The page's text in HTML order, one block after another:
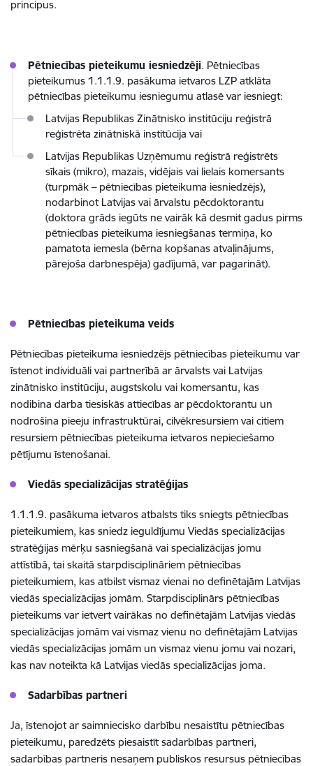
principus.
Pētniecības pieteikumu iesniedzēji. Pētniecības
pieteikumus 1.1.1.9. pasākuma ietvaros LZP atklāta
pētniecības pieteikumu iesniegumu atlasē var iesniegt:
Latvijas Republikas Zinātnisko institūciju reģistrā
reģistrēta zinātniskā institūcija vai
Latvijas Republikas Uzņēmumu reģistrā reģistrēts
sīkais (mikro), mazais, vidējais vai lielais komersants
(turpmāk – pētniecības pieteikuma iesniedzējs),
nodarbinot Latvijas vai ārvalstu pēcdoktorantu
(doktora grāds iegūts ne vairāk kā desmit gadus pirms
pētniecības pieteikuma iesniegšanas termiņa, ko
pamatota iemesla (bērna kopšanas atvaļinājums,
pārejoša darbnespēja) gadījumā, var pagarināt).
Pētniecības pieteikuma veids
Pētniecības pieteikuma iesniedzējs pētniecības pieteikumu var
īstenot individuāli vai partnerībā ar ārvalsts vai Latvijas
zinātnisko institūciju, augstskolu vai komersantu, kas
nodibina darba tiesiskās attiecības ar pēcdoktorantu un
nodrošina pieeju infrastruktūrai, cilvēkresursiem vai citiem
resursiem pētniecības pieteikuma ietvaros nepieciešamo
pētījumu īstenošanai.
Viedās specializācijas stratēģijas
1.1.1.9. pasākuma ietvaros atbalsts tiks sniegts pētniecības
pieteikumiem, kas sniedz ieguldījumu Viedās specializācijas
stratēģijas mērķu sasniegšanā vai specializācijas jomu
attīstībā, tai skaitā starpdisciplināriem pētniecības
pieteikumiem, kas atbilst vismaz vienai no definētajām Latvijas
viedās specializācijas jomām. Starpdisciplinārs pētniecības
pieteikums var ietvert vairākas no definētajām Latvijas viedās
specializācijas jomām vai vismaz vienu no definētajām Latvijas
viedās specializācijas jomām un vismaz vienu jomu vai nozari,
kas nav noteikta kā Latvijas viedās specializācijas joma.
Sadarbības partneri
Ja, īstenojot ar saimniecisko darbību nesaistītu pētniecības
pieteikumu, paredzēts piesaistīt sadarbības partneri,
sadarbības partneris nesaņem publiskos resursus pētniecības